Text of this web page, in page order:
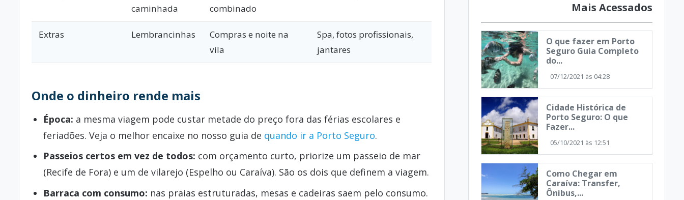
caminhada
combinado
Extras Lembrancinhas
Compras e noite na
vila
Spa, fotos profissionais,
jantares
Onde o dinheiro rende mais
Época: a mesma viagem pode custar metade do preço fora das férias escolares e
feriadões. Veja o melhor encaixe no nosso guia de quando ir a Porto Seguro.
Passeios certos em vez de todos: com orçamento curto, priorize um passeio de mar
(Recife de Fora) e um de vilarejo (Espelho ou Caraíva). São os dois que definem a viagem.
Barraca com consumo: nas praias estruturadas, mesas e cadeiras saem pelo consumo.
Mais Acessados
O que fazer em Porto
Seguro Guia Completo
do...
07/12/2021 às 04:28
Cidade Histórica de
Porto Seguro: O que
Fazer...
05/10/2021 às 12:51
Como Chegar em
Caraíva: Transfer,
Ônibus,...